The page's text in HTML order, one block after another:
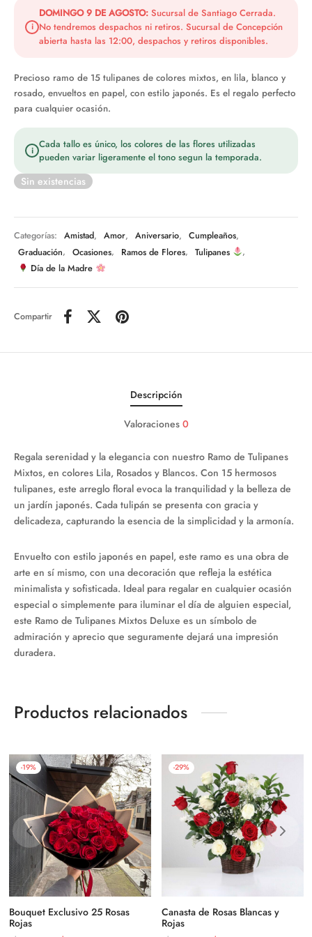
era:
$49.990.
$43.990.
i
DOMINGO 9 DE AGOSTO: Sucursal de Santiago Cerrada.
No tendremos despachos ni retiros. Sucursal de Concepción
abierta hasta las 12:00, despachos y retiros disponibles.
Precioso ramo de 15 tulipanes de colores mixtos, en lila, blanco y
rosado, envueltos en papel, con estilo japonés. Es el regalo perfecto
para cualquier ocasión.
i Cada tallo es único, los colores de las flores utilizadas
pueden variar ligeramente el tono segun la temporada.
Sin existencias
Categorías: Amistad, Amor, Aniversario, Cumpleaños,
Graduación, Ocasiones, Ramos de Flores, Tulipanes
,
Día de la Madre
Compartir
Descripción
Valoraciones 0
Regala serenidad y la elegancia con nuestro Ramo de Tulipanes
Mixtos, en colores Lila, Rosados y Blancos. Con 15 hermosos
tulipanes, este arreglo floral evoca la tranquilidad y la belleza de
un jardín japonés. Cada tulipán se presenta con gracia y
delicadeza, capturando la esencia de la simplicidad y la armonía.
Envuelto con estilo japonés en papel, este ramo es una obra de
arte en sí mismo, con una decoración que refleja la estética
minimalista y sofisticada. Ideal para regalar en cualquier ocasión
especial o simplemente para iluminar el día de alguien especial,
este Ramo de Tulipanes Mixtos Deluxe es un símbolo de
admiración y aprecio que seguramente dejará una impresión
duradera.
Productos relacionados
-19%
Bouquet Exclusivo 25 Rosas
Rojas
-29%
Canasta de Rosas Blancas y
Rojas